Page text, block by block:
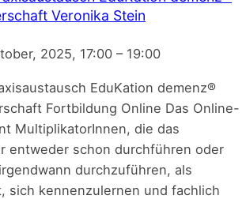
Veronika Stein
2025, 17:00 – 19:00
EduKation demenz®
Fortbildung Online Das Online-
MultiplikatorInnen, die das
entweder schon durchführen oder
durchzuführen, als
sich kennenzulernen und fachlich